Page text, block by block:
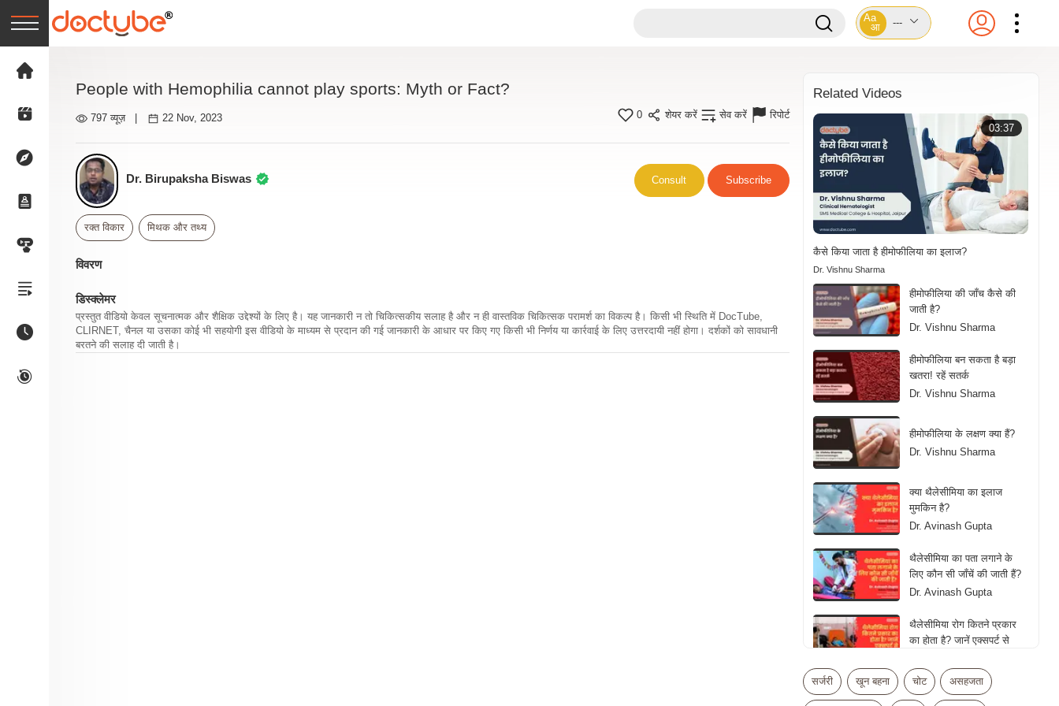
Aa
आ
---
People with Hemophilia cannot play sports: Myth or Fact?
797 व्यूज़ 22 Nov, 2023 0 शेयर करें सेव करें रिपोर्ट
Dr. Birupaksha Biswas Consult Subscribe
रक्त विकार मिथक और तथ्य
विवरण
डिस्क्लेमर
प्रस्तुत वीडियो केवल सूचनात्मक और शैक्षिक उद्देश्यों के लिए है। यह जानकारी न तो चिकित्सकीय सलाह है और न ही वास्तविक चिकित्सक परामर्श का विकल्प है। किसी भी स्थिति में DocTube,
CLIRNET, चैनल या उसका कोई भी सहयोगी इस वीडियो के माध्यम से प्रदान की गई जानकारी के आधार पर किए गए किसी भी निर्णय या कार्रवाई के लिए उत्तरदायी नहीं होगा। दर्शकों को सावधानी
बरतने की सलाह दी जाती है।
Related Videos
03:37
कैसे किया जाता है हीमोफीलिया का इलाज?
Dr. Vishnu Sharma
हीमोफीलिया की जाँच कैसे की
जाती है?
Dr. Vishnu Sharma
हीमोफीलिया बन सकता है बड़ा
खतरा! रहें सतर्क
Dr. Vishnu Sharma
हीमोफीलिया के लक्षण क्या हैं?
Dr. Vishnu Sharma
क्या थैलेसीमिया का इलाज
मुमकिन है?
Dr. Avinash Gupta
थैलेसीमिया का पता लगाने के
लिए कौन सी जाँचें की जाती हैं?
Dr. Avinash Gupta
थैलेसीमिया रोग कितने प्रकार
का होता है? जानें एक्सपर्ट से
What is Catheter-
सर्जरी खून बहना चोट असहजता